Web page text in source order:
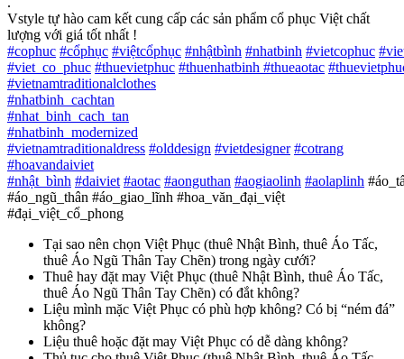
Vstyle tự hào cam kết cung cấp các sản phẩm cổ phục Việt chất
lượng với giá tốt nhất !
#cophuc #cổphục #việtcổphục #nhậtbình #nhatbinh #vietcophuc #
#viet_co_phuc #thuevietphuc #thuenhatbinh #thueaotac #
#vietnamtraditionalclothes
#nhatbinh_cachtan
#nhat_binh_cach_tan
#nhatbinh_modernized
#vietnamtraditionaldress #olddesign #vietdesigner #cotrang
#hoavandaiviet
#nhật_bình #daiviet #aotac #aonguthan #aogiaolinh #aolaplinh
#áo_ngũ_thân #áo_giao_lĩnh #hoa_văn_đại_việt
#đại_việt_cổ_phong
Tại sao nên chọn Việt Phục (thuê Nhật Bình, thuê Áo Tấc,
thuê Áo Ngũ Thân Tay Chẽn) trong ngày cưới?
Thuê hay đặt may Việt Phục (thuê Nhật Bình, thuê Áo Tấc,
thuê Áo Ngũ Thân Tay Chẽn) có đắt không?
Liệu mình mặc Việt Phục có phù hợp không? Có bị “ném đá”
không?
Liệu thuê hoặc đặt may Việt Phục có dễ dàng không?